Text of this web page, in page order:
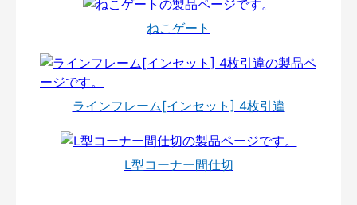
ねこゲート
ラインフレーム[インセット] 4枚引違
L型コーナー間仕切